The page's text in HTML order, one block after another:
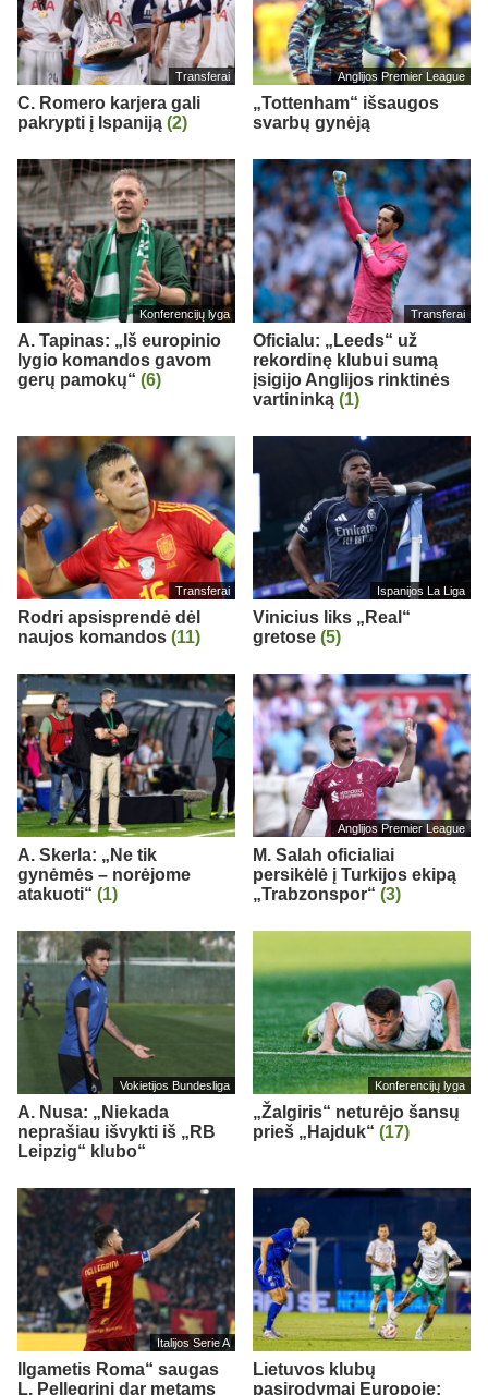
Transferai
C. Romero karjera gali
pakrypti į Ispaniją (2)
Anglijos Premier League
„Tottenham“ išsaugos
svarbų gynėją
Konferencijų lyga
A. Tapinas: „Iš europinio
lygio komandos gavom
gerų pamokų“ (6)
Transferai
Oficialu: „Leeds“ už
rekordinę klubui sumą
įsigijo Anglijos rinktinės
vartininką (1)
Transferai
Rodri apsisprendė dėl
naujos komandos (11)
Ispanijos La Liga
Vinicius liks „Real“
gretose (5)
A. Skerla: „Ne tik
gynėmės – norėjome
atakuoti“ (1)
Anglijos Premier League
M. Salah oficialiai
persikėlė į Turkijos ekipą
„Trabzonspor“ (3)
Vokietijos Bundesliga
A. Nusa: „Niekada
neprašiau išvykti iš „RB
Leipzig“ klubo“
Konferencijų lyga
„Žalgiris“ neturėjo šansų
prieš „Hajduk“ (17)
Italijos Serie A
Ilgametis Roma“ saugas
L. Pellegrini dar metams
Lietuvos klubų
pasirodymai Europoje: